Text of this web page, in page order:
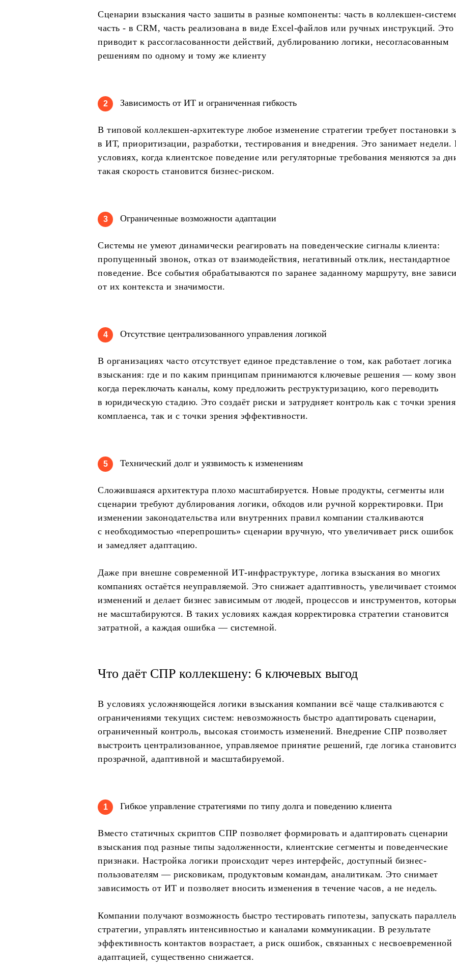
Сценарии взыскания часто зашиты в разные компоненты: часть в коллекшен-
часть - в CRM, часть реализована в виде Excel-файлов или ручных инструкций. Это
приводит к рассогласованности действий, дублированию логики, несогласованным
решениям по одному и тому же клиенту
2 Зависимость от ИТ и ограниченная гибкость
В типовой коллекшен-архитектуре любое изменение стратегии требует постановки
в ИТ, приоритизации, разработки, тестирования и внедрения. Это занимает недели.
условиях, когда клиентское поведение или регуляторные требования меняются за
такая скорость становится бизнес-риском.
3 Ограниченные возможности адаптации
Системы не умеют динамически реагировать на поведенческие сигналы клиента:
пропущенный звонок, отказ от взаимодействия, негативный отклик, нестандартное
поведение. Все события обрабатываются по заранее заданному маршруту, вне
от их контекста и значимости.
4 Отсутствие централизованного управления логикой
В организациях часто отсутствует единое представление о том, как работает логика
взыскания: где и по каким принципам принимаются ключевые решения — кому
когда переключать каналы, кому предложить реструктуризацию, кого переводить
в юридическую стадию. Это создаёт риски и затрудняет контроль как с точки зрения
комплаенса, так и с точки зрения эффективности.
5 Технический долг и уязвимость к изменениям
Сложившаяся архитектура плохо масштабируется. Новые продукты, сегменты или
сценарии требуют дублирования логики, обходов или ручной корректировки. При
изменении законодательства или внутренних правил компании сталкиваются
с необходимостью «перепрошить» сценарии вручную, что увеличивает риск ошибок
и замедляет адаптацию.
Даже при внешне современной ИТ-инфраструктуре, логика взыскания во многих
компаниях остаётся неуправляемой. Это снижает адаптивность, увеличивает
изменений и делает бизнес зависимым от людей, процессов и инструментов,
не масштабируются. В таких условиях каждая корректировка стратегии становится
затратной, а каждая ошибка — системной.
Что даёт СПР коллекшену: 6 ключевых выгод
В условиях усложняющейся логики взыскания компании всё чаще сталкиваются с
ограничениями текущих систем: невозможность быстро адаптировать сценарии,
ограниченный контроль, высокая стоимость изменений. Внедрение СПР позволяет
выстроить централизованное, управляемое принятие решений, где логика
прозрачной, адаптивной и масштабируемой.
1 Гибкое управление стратегиями по типу долга и поведению клиента
Вместо статичных скриптов СПР позволяет формировать и адаптировать сценарии
взыскания под разные типы задолженности, клиентские сегменты и поведенческие
признаки. Настройка логики происходит через интерфейс, доступный бизнес-
пользователям — рисковикам, продуктовым командам, аналитикам. Это снимает
зависимость от ИТ и позволяет вносить изменения в течение часов, а не недель.
Компании получают возможность быстро тестировать гипотезы, запускать
стратегии, управлять интенсивностью и каналами коммуникации. В результате
эффективность контактов возрастает, а риск ошибок, связанных с несвоевременной
адаптацией, существенно снижается.